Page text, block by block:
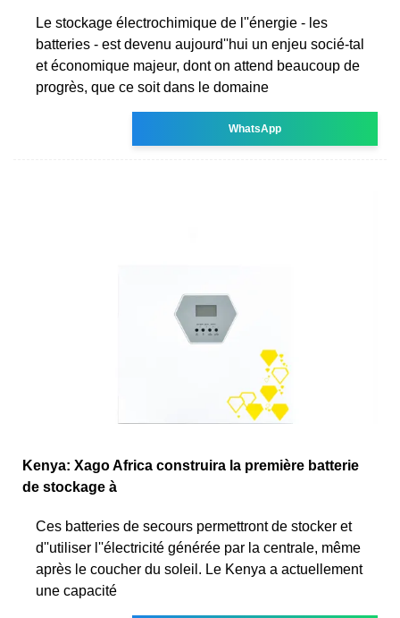
Le stockage électrochimique de l''énergie - les
batteries - est devenu aujourd''hui un enjeu socié-tal
et économique majeur, dont on attend beaucoup de
progrès, que ce soit dans le domaine
WhatsApp
Kenya: Xago Africa construira la première batterie
de stockage à
Ces batteries de secours permettront de stocker et
d''utiliser l''électricité générée par la centrale, même
après le coucher du soleil. Le Kenya a actuellement
une capacité